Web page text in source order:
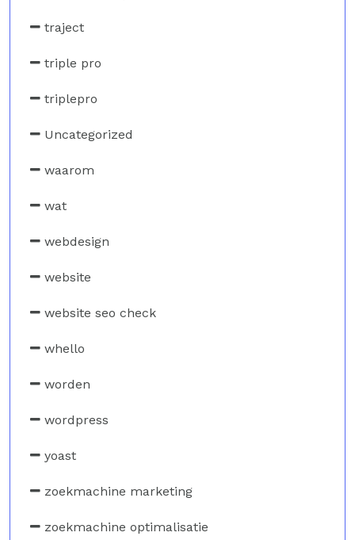
traject
triple pro
triplepro
Uncategorized
waarom
wat
webdesign
website
website seo check
whello
worden
wordpress
yoast
zoekmachine marketing
zoekmachine optimalisatie